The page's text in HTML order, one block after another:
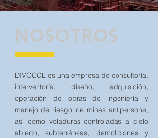
NOSOTROS
DIVOCOL es una empresa de consultoría,
interventoría, diseño, adquisición,
operación de obras de ingeniería y
manejo de riesgo de minas antipersona,
así como voladuras controladas a cielo
abierto, subterráneas, demoliciones y